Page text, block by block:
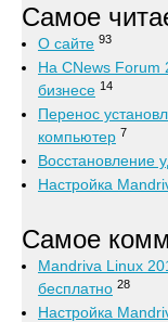
Самое
О сайте 93
На CNews Forum
бизнесе 14
Перенос
компьютер 7
Восстановление
Настройка
Самое
Mandriva Linux
бесплатно 28
Настройка